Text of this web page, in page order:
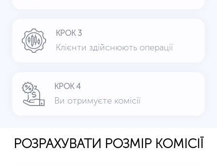
КРОК 3
Клієнти здійснюють операції
КРОК 4
Ви отримуєте комісії
РОЗРАХУВАТИ РОЗМІР КОМІСІЇ